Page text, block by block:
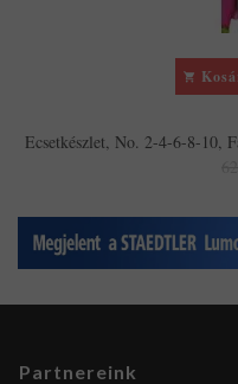
Ecsetkészlet, No. 2-4-6-8-10,
Partnereink